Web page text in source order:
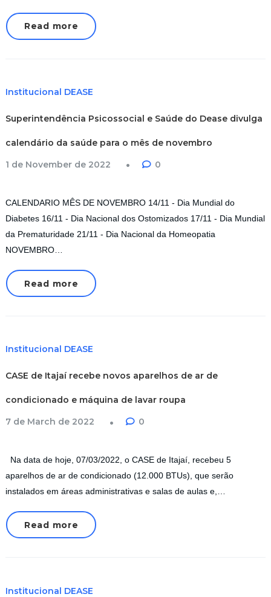
Read more
Institucional DEASE
Superintendência Psicossocial e Saúde do Dease divulga
calendário da saúde para o mês de novembro
1 de November de 2022
0
CALENDARIO MÊS DE NOVEMBRO 14/11 - Dia Mundial do
Diabetes 16/11 - Dia Nacional dos Ostomizados 17/11 - Dia Mundial
da Prematuridade 21/11 - Dia Nacional da Homeopatia
NOVEMBRO…
Read more
Institucional DEASE
CASE de Itajaí recebe novos aparelhos de ar de
condicionado e máquina de lavar roupa
7 de March de 2022
0
Na data de hoje, 07/03/2022, o CASE de Itajaí, recebeu 5
aparelhos de ar de condicionado (12.000 BTUs), que serão
instalados em áreas administrativas e salas de aulas e,…
Read more
Institucional DEASE